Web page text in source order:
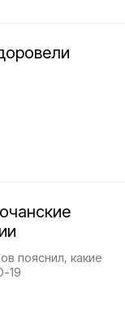
пояснил, какие
19